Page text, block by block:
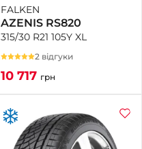
FALKEN
AZENIS RS820
315/30 R21 105Y XL
2 відгуки
10 717 грн